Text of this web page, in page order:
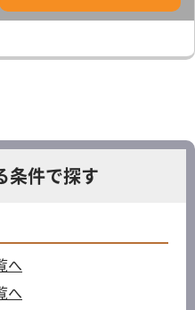
条件で探す
へ
へ